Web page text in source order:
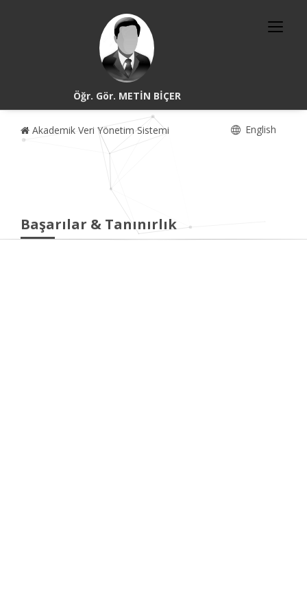
Öğr. Gör. METİN BİÇER
Akademik Veri Yönetim Sistemi English
Başarılar & Tanınırlık